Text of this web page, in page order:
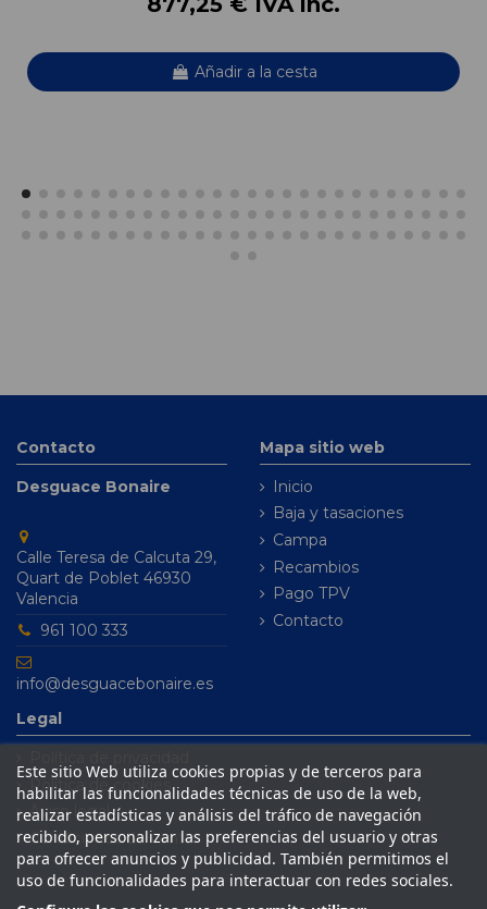
Añadir a la cesta
Contacto
Desguace Bonaire
Calle Teresa de Calcuta 29,
Quart de Poblet 46930
Valencia
961 100 333
info@desguacebonaire.es
Mapa sitio web
Inicio
Baja y tasaciones
Campa
Recambios
Pago TPV
Contacto
Legal
Política de cookies
Aviso legal
Condiciones de venta
Este sitio Web utiliza cookies propias y de terceros para
habilitar las funcionalidades técnicas de uso de la web,
realizar estadísticas y análisis del tráfico de navegación
recibido, personalizar las preferencias del usuario y otras
para ofrecer anuncios y publicidad. También permitimos el
uso de funcionalidades para interactuar con redes sociales.